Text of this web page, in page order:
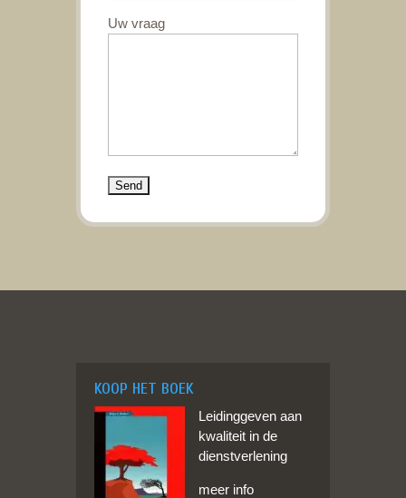
Uw vraag
KOOP HET BOEK
Leidinggeven aan
kwaliteit in de
dienstverlening
meer info